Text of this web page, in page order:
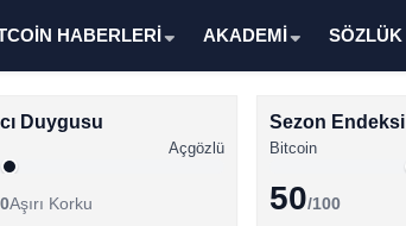
HABERLERİ AKADEMİ SÖZLÜK
Duygusu
Açgözlü
Aşırı Korku
Sezon Endeksi
Bitcoin
50/100